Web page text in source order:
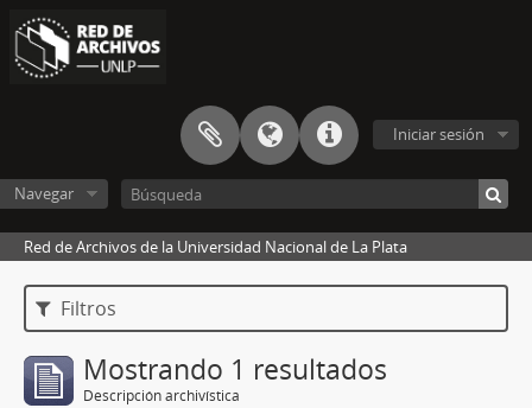
Iniciar sesión
Navegar
Red de Archivos de la Universidad Nacional de La Plata
Filtros
Mostrando 1 resultados
Descripción archivística